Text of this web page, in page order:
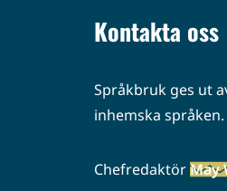
Kontakta oss
Språkbruk ges ut
inhemska språken.
ChefredaktörMay